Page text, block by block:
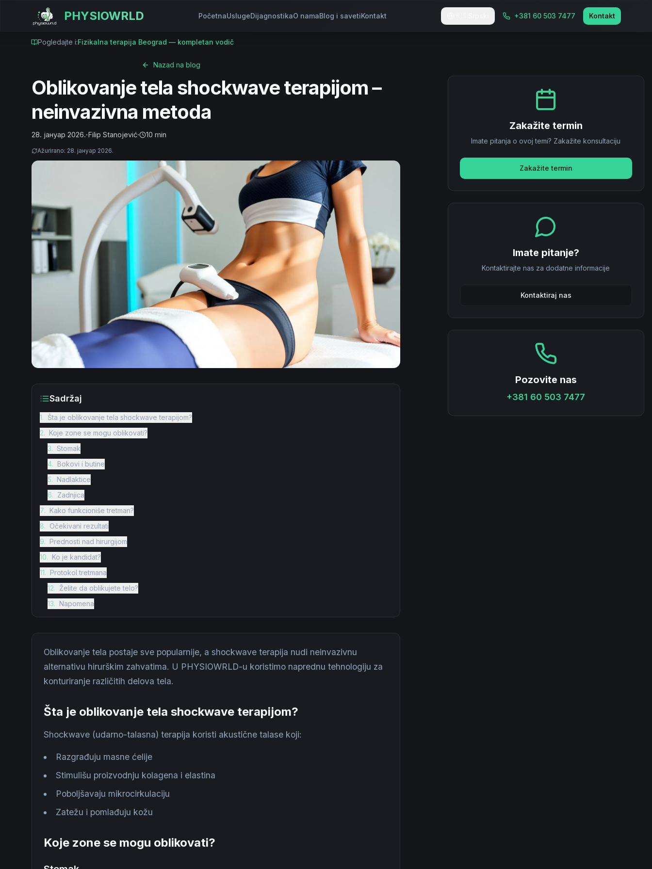
PHYSIOWRLD PočetnaUslugeDijagnostikaO namaBlog i savetiKontakt +381 60 503 7477 Kontakt
Pogledajte i:Fizikalna terapija Beograd — kompletan vodič
Nazad na blog
Oblikovanje tela shockwave terapijom –
neinvazivna metoda
28. јануар 2026.·Filip Stanojević· 10 min
Ažurirano: 28. јануар 2026.
Sadržaj
1. Šta je oblikovanje tela shockwave terapijom?
2. Koje zone se mogu oblikovati?
3. Stomak
4. Bokovi i butine
5. Nadlaktice
6. Zadnjica
7. Kako funkcioniše tretman?
8. Očekivani rezultati
9. Prednosti nad hirurgijom
10. Ko je kandidat?
11. Protokol tretmana
12. Želite da oblikujete telo?
13. Napomena
Oblikovanje tela postaje sve popularnije, a shockwave terapija nudi neinvazivnu
alternativu hirurškim zahvatima. U PHYSIOWRLD-u koristimo naprednu tehnologiju za
konturiranje različitih delova tela.
Šta je oblikovanje tela shockwave terapijom?
Shockwave (udarno-talasna) terapija koristi akustične talase koji:
Razgrađuju masne ćelije
Stimulišu proizvodnju kolagena i elastina
Poboljšavaju mikrocirkulaciju
Zatežu i pomlađuju kožu
Koje zone se mogu oblikovati?
Zakažite termin
Imate pitanja o ovoj temi? Zakažite konsultaciju
Zakažite termin
Imate pitanje?
Kontaktirajte nas za dodatne informacije
Kontaktiraj nas
Pozovite nas
+381 60 503 7477